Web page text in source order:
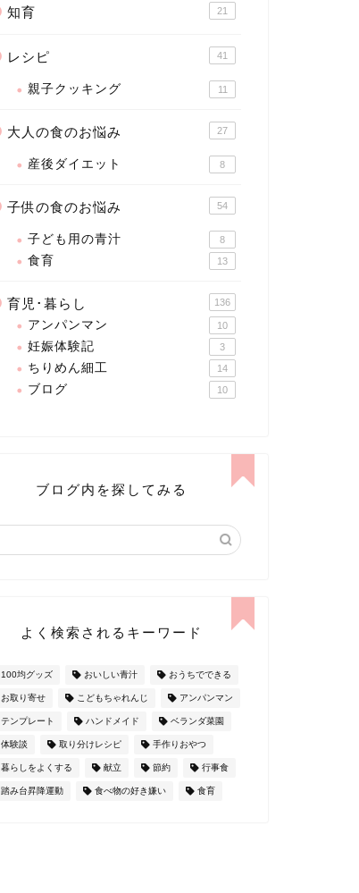
知育 21
レシピ 41
親子クッキング 11
大人の食のお悩み 27
産後ダイエット 8
子供の食のお悩み 54
子ども用の青汁 8
食育 13
育児･暮らし 136
アンパンマン 10
妊娠体験記 3
ちりめん細工 14
ブログ 10
ブログ内を探してみる
よく検索されるキーワード
100均グッズ おいしい青汁 おうちでできる
お取り寄せ こどもちゃれんじ アンパンマン
テンプレート ハンドメイド ベランダ菜園
体験談 取り分けレシピ 手作りおやつ
暮らしをよくする 献立 節約 行事食
踏み台昇降運動 食べ物の好き嫌い 食育